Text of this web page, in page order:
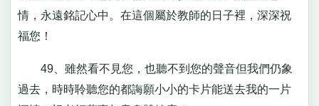
情，永遠銘記心中。在這個屬於教師的日子裡，深深祝
福您！
49、雖然看不見您，也聽不到您的聲音但我們仍象
過去，時時聆聽您的都誨願小小的卡片能送去我的一片